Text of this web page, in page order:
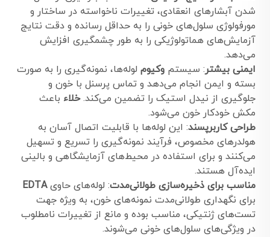
شدن آبشارهای انعقادی، تغییرات ناخواسته در ساختار و
مورفولوژی سلول‌های خونی را به حداقل رسانده و دقت نتایج
آزمایش‌های هماتولوژیکی را به طور چشمگیری افزایش
می‌دهد.
ایمنی بیشتر: سیستم وکیوم لوله‌ها، نمونه‌گیری را به صورت
بسته و ایمن انجام می‌دهد و تماس پرسنل با خون و
جلوگیری از نیدل استیک را تضمین می‌کند.خلاء باعث
مکش خودکار خون می‌شود.
طراحی کاربرپسند: این لوله‌ها با قابلیت اتصال آسان به
هولدرهای مخصوص، فرآیند نمونه‌گیری را تسریع و تسهیل
می‌کنند و برای استفاده در محیط‌های آزمایشگاهی و بالینی
ایده‌آل هستند.
مناسب برای ذخیره‌سازی طولانی‌مدت: لوله‌های حاویEDTA
برای نگهداری طولانی‌مدت نمونه‌های خون، به ویژه جهت
تست‌های ژنتیکی، مناسب بوده و مانع از تغییرات نامطلوب
در ویژگی‌های سلول‌های خونی می‌شوند.